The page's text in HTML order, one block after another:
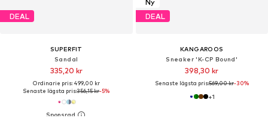
DEAL
SUPERFIT
Sandal
335,20 kr
Ordinarie pris: 499,00 kr
Senaste lägsta pris:356,15 kr-5%
Ny
DEAL
KANGAROOS
Sneaker 'K-CP Bound'
398,30 kr
Senaste lägsta pris:569,00 kr-30%
+1